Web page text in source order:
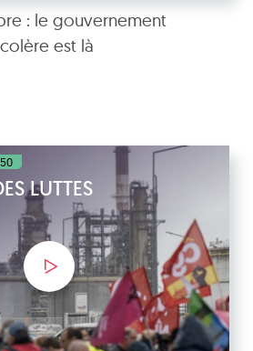
: le gouvernement
est là
LUTTES